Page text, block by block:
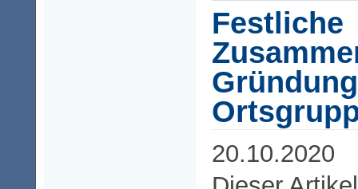
Festliche
20.10.2020